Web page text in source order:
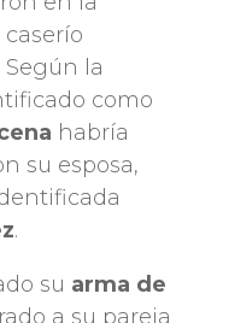
Según la
como
habría
su esposa,
.
su arma de
a su pareja